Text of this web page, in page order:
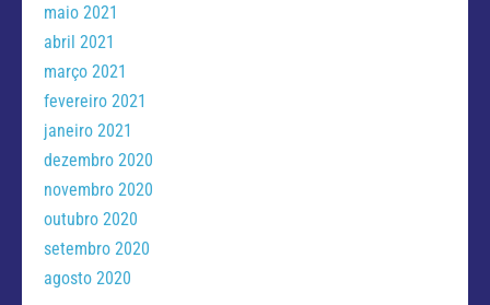
maio 2021
abril 2021
março 2021
fevereiro 2021
janeiro 2021
dezembro 2020
novembro 2020
outubro 2020
setembro 2020
agosto 2020